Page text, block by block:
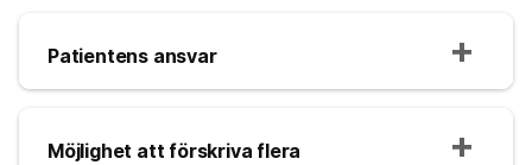
Patientens ansvar
Möjlighet att förskriva flera